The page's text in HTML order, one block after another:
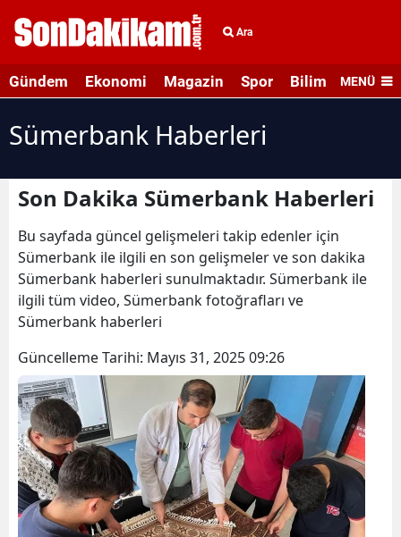
Ara
Gündem Ekonomi Magazin Spor Bilim veMENÜ
Sümerbank Haberleri
Son Dakika Sümerbank Haberleri
Bu sayfada güncel gelişmeleri takip edenler için
Sümerbank ile ilgili en son gelişmeler ve son dakika
Sümerbank haberleri sunulmaktadır. Sümerbank ile
ilgili tüm video, Sümerbank fotoğrafları ve
Sümerbank haberleri
Güncelleme Tarihi: Mayıs 31, 2025 09:26